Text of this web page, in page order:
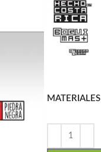
MATERIALES